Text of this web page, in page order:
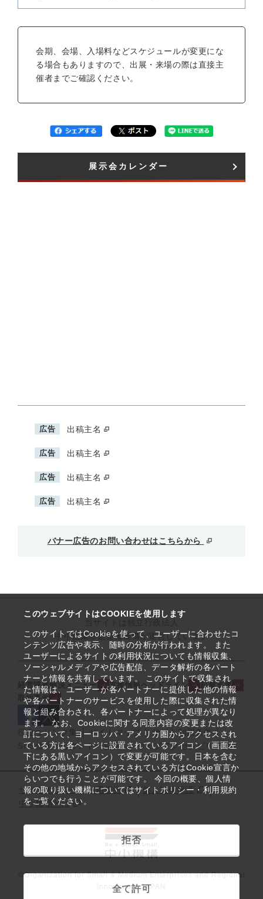
このウェブサイトはCOOKIEを使用します
このサイトではCookieを使って、ユーザーに合わせたコ
ンテンツ広告や表示、随時の分析が行われます。 また
ユーザーによるサイトの利用状況についても情報収集、
ソーシャルメディアや広告配信、データ解析の各パート
ナーと情報を共有しています。 このサイトで収集され
た情報は、ユーザーが各パートナーに提供した他の情報
や各パートナーのサービスを使用した際に収集された情
報と組み合わされ、各パートナーによって処理が異なり
ます。 なお、Cookieに関する同意内容の変更または改
訂について、ヨーロッパ・アメリカ圏からアクセスされ
ている方は各ページに設置されているアイコン（画面左
下にある黒いアイコン）で変更が可能です。日本を含む
その他の地域からアクセスされている方はCookie宣言か
らいつでも行うことが可能です。 今回の概要、個人情
報の取り扱い機構についてはサイトポリシー・利用規約
をご覧ください。
拒否
全て許可
会期、会場、入場料などスケジュールが変更にな
る場合もありますので、出展・来場の際は直接主
催者までご確認ください。
展示会カレンダー​
広告 出稿主名
広告 出稿主名
広告 出稿主名
広告 出稿主名
バナー広告のお問い合わせはこちらから
中小企業基盤整備機構が運営しています
経営課題解決メニュー 支援情報ヘッドライン
起業支援
取組事例
役立つリンク集 サイトマップ
サイト利用条件
SNS公式アカウント一覧
ウェブアクセシビリティ
サイトポリシー・利用規約
個人情報保護
中小機構とは
©Organization for Small & Medium Enterprises and Regional
Innovation, JAPAN